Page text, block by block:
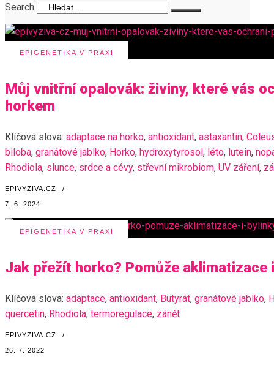
Search
EPIGENETIKA V PRAXI
Můj vnitřní opalovák: živiny, které vás
horkem
Klíčová slova: adaptace na horko, antioxidant, astaxantin,
biloba, granátové jablko, Horko, hydroxytyrosol, léto, lutein,
Rhodiola, slunce, srdce a cévy, střevní mikrobiom, UV záření,
EPIVYZIVA.CZ /
7. 6. 2024
EPIGENETIKA V PRAXI
Jak přežít horko? Pomůže aklimatizace
Klíčová slova: adaptace, antioxidant, Butyrát, granátové jablko,
quercetin, Rhodiola, termoregulace, zánět
EPIVYZIVA.CZ /
26. 7. 2022